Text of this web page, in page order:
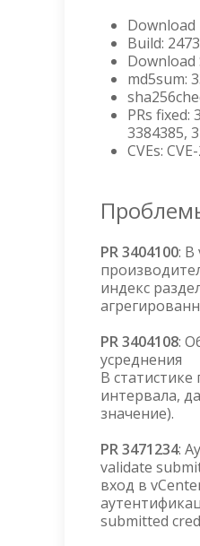
Download
Build:
Download
md5sum:
PRs fixed:
3384385,
CVEs:
PR 3404100: В
индекс
PR 3404108:
усреднения
В
интервала,
значение).
PR 3471234:
validate
вход в
submitted